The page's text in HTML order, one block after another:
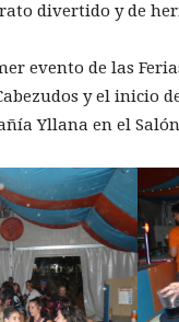
divertido y de
evento de las
y el inicio
Yllana en el